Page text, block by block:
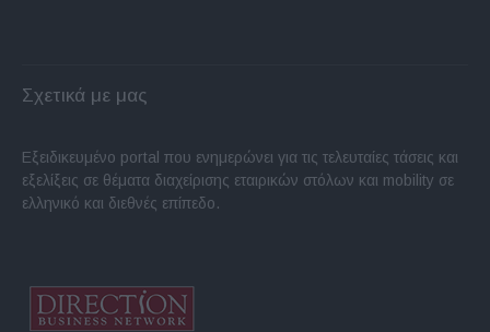
Σχετικά με μας
Εξειδικευμένο portal που ενημερώνει για τις τελευταίες τάσεις και
εξελίξεις σε θέματα διαχείρισης εταιρικών στόλων και mobility σε
ελληνικό και διεθνές επίπεδο.